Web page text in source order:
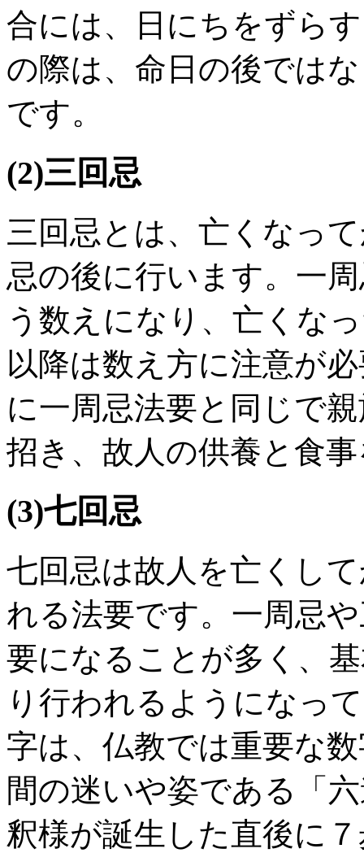
合には、日にちをずら
の際は、命日の後では
です。
(2)三回忌
三回忌とは、亡くなっ
忌の後に行います。一
う数えになり、亡くな
以降は数え方に注意が
に一周忌法要と同じで
招き、故人の供養と食
(3)七回忌
七回忌は故人を亡くし
れる法要です。一周忌
要になることが多く、
り行われるようになっ
字は、仏教では重要な
間の迷いや姿である「
釈様が誕生した直後に